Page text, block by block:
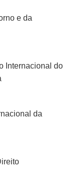
e da
Internacional do
da